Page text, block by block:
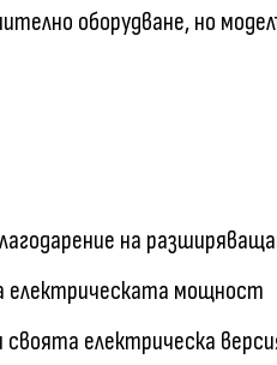
оборудване, но
на
електрическата мощност
електрическа